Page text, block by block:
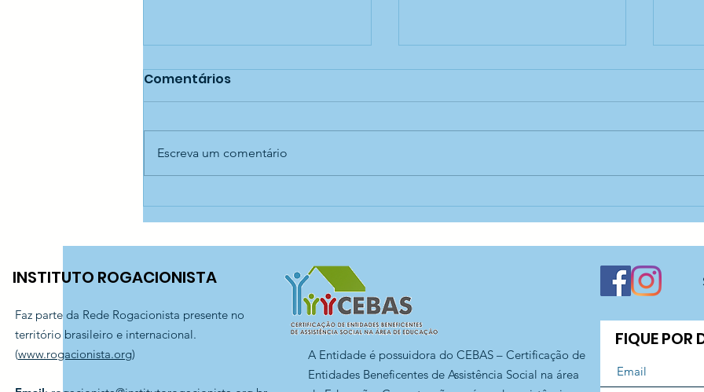
Educação longe das
telas — CEI Aníbal
Difrancia
Releitura de obra no CEI
Aníbal Difrancia!
CEI
Comentários
Escreva um comentário
INSTITUTO ROGACIONISTA
Faz parte da Rede Rogacionista presente no
território brasileiro e internacional.
(www.rogacionista.org)
FIQUE POR
A Entidade é possuidora do CEBAS – Certificação de
Entidades Beneficentes de Assistência Social na área